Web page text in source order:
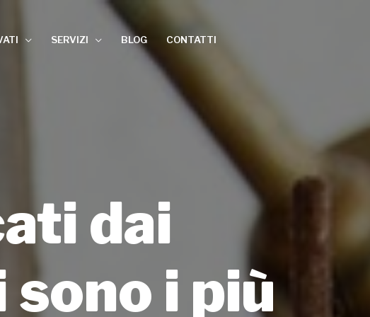
SERVIZI BLOG CONTATTI
dai
i più